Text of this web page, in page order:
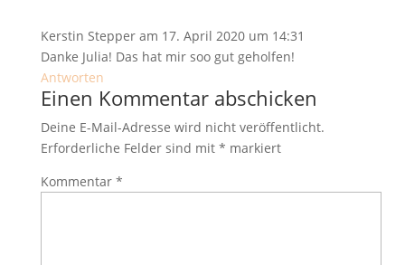
Kerstin Stepper am 17. April 2020 um 14:31
Danke Julia! Das hat mir soo gut geholfen!
Antworten
Einen Kommentar abschicken
Deine E-Mail-Adresse wird nicht veröffentlicht.
Erforderliche Felder sind mit * markiert
Kommentar *